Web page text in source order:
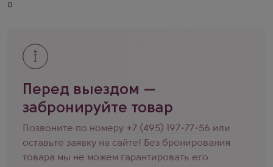
Перед выездом —
забронируйте товар
Позвоните по номеру +7 (495) 197-77-56 или
оставьте заявку на сайте! Без бронирования
товара мы не можем гарантировать его